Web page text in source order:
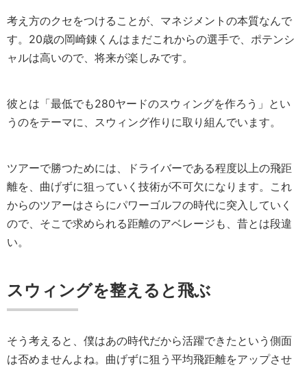
考え方のクセをつけることが、マネジメントの本質なんで
す。20歳の岡崎錬くんはまだこれからの選手で、ポテンシ
ャルは高いので、将来が楽しみです。
彼とは「最低でも280ヤードのスウィングを作ろう」とい
うのをテーマに、スウィング作りに取り組んでいます。
ツアーで勝つためには、ドライバーである程度以上の飛距
離を、曲げずに狙っていく技術が不可欠になります。これ
からのツアーはさらにパワーゴルフの時代に突入していく
ので、そこで求められる距離のアベレージも、昔とは段違
い。
スウィングを整えると飛ぶ
そう考えると、僕はあの時代だから活躍できたという側面
は否めませんよね。曲げずに狙う平均飛距離をアップさせ